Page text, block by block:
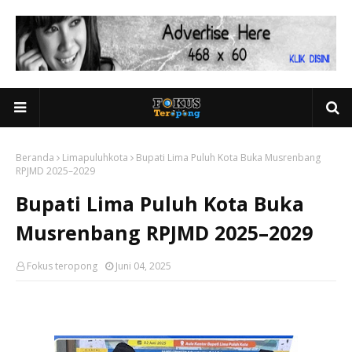
Beranda Limapuluhkota
Bupati Lima Puluh Kota Buka Musrenbang
RPJMD 2025–2029
Bupati Lima Puluh Kota Buka
Musrenbang RPJMD 2025–2029
Fokus teropong Juni 04, 2025